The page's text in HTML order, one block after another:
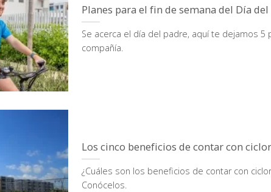
Planes para el fin de semana del Día del
Se acerca el día del padre, aquí te dejamos 5
compañía.
Los cinco beneficios de contar con
¿Cuáles son los beneficios de contar con
Conócelos.